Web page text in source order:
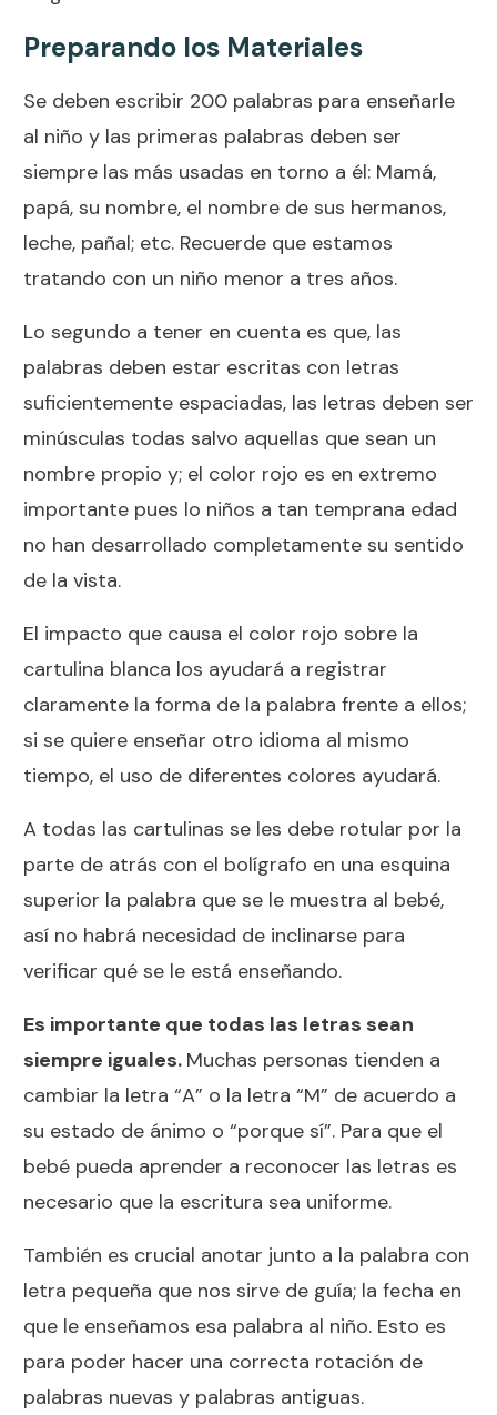
Preparando los Materiales
Se deben escribir 200 palabras para enseñarle
al niño y las primeras palabras deben ser
siempre las más usadas en torno a él: Mamá,
papá, su nombre, el nombre de sus hermanos,
leche, pañal; etc. Recuerde que estamos
tratando con un niño menor a tres años.
Lo segundo a tener en cuenta es que, las
palabras deben estar escritas con letras
suficientemente espaciadas, las letras deben ser
minúsculas todas salvo aquellas que sean un
nombre propio y; el color rojo es en extremo
importante pues lo niños a tan temprana edad
no han desarrollado completamente su sentido
de la vista.
El impacto que causa el color rojo sobre la
cartulina blanca los ayudará a registrar
claramente la forma de la palabra frente a ellos;
si se quiere enseñar otro idioma al mismo
tiempo, el uso de diferentes colores ayudará.
A todas las cartulinas se les debe rotular por la
parte de atrás con el bolígrafo en una esquina
superior la palabra que se le muestra al bebé,
así no habrá necesidad de inclinarse para
verificar qué se le está enseñando.
Es importante que todas las letras sean
siempre iguales. Muchas personas tienden a
cambiar la letra “A” o la letra “M” de acuerdo a
su estado de ánimo o “porque sí”. Para que el
bebé pueda aprender a reconocer las letras es
necesario que la escritura sea uniforme.
También es crucial anotar junto a la palabra con
letra pequeña que nos sirve de guía; la fecha en
que le enseñamos esa palabra al niño. Esto es
para poder hacer una correcta rotación de
palabras nuevas y palabras antiguas.